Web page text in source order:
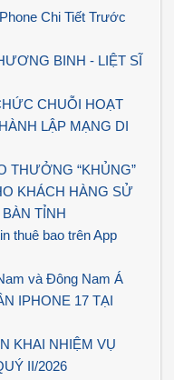
Chi Tiết Trước
BINH - LIỆT SĨ
CHUỖI HOẠT
LẬP MẠNG DI
THƯỞNG “KHỦNG”
KHÁCH HÀNG SỬ
TỈNH
thuê bao trên App
và Đông Nam Á
IPHONE 17 TẠI
KHAI NHIỆM VỤ
II/2026